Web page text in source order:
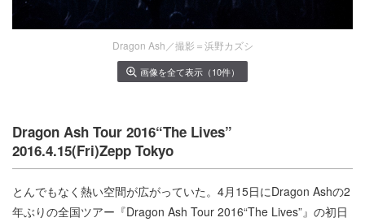
Dragon Ash／撮影＝浜野カズシ
画像を全て表示（10件）
Dragon Ash Tour 2016“The Lives”
2016.4.15(Fri)Zepp Tokyo
とんでもなく熱い空間が広がっていた。4月15日にDragon Ashの2
年ぶりの全国ツアー『Dragon Ash Tour 2016“The Lives”』の初日